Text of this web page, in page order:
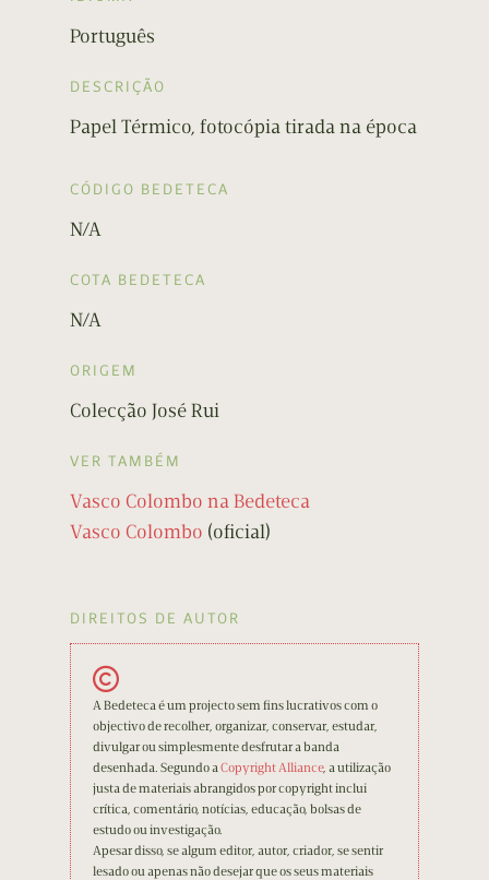
Português
DESCRIÇÃO
Papel Térmico, fotocópia tirada na época
CÓDIGO BEDETECA
N/A
COTA BEDETECA
N/A
ORIGEM
Colecção José Rui
VER TAMBÉM
Vasco Colombo na Bedeteca
Vasco Colombo (oficial)
DIREITOS DE AUTOR
A Bedeteca é um projecto sem fins lucrativos com o
objectivo de recolher, organizar, conservar, estudar,
divulgar ou simplesmente desfrutar a banda
desenhada. Segundo a Copyright Alliance, a utilização
justa de materiais abrangidos por copyright inclui
crítica, comentário, notícias, educação, bolsas de
estudo ou investigação.
Apesar disso, se algum editor, autor, criador, se sentir
lesado ou apenas não desejar que os seus materiais